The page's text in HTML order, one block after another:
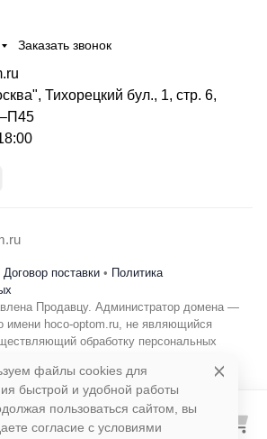
Заказать звонок
Тихорецкий бул., 1, стр. 6,
Договор поставки • Политика
Продавцу. Администратор домена —
имени hoco-optom.ru, не являющийся
обработку персональных
целях.
файлы cookies для
быстрой и удобной работы
пользоваться сайтом, вы
согласие с условиями